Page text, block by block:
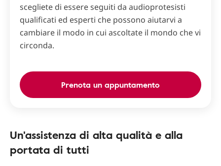
scegliete di essere seguiti da audioprotesisti
qualificati ed esperti che possono aiutarvi a
cambiare il modo in cui ascoltate il mondo che vi
circonda.
Prenota un appuntamento
Un'assistenza di alta qualità e alla
portata di tutti